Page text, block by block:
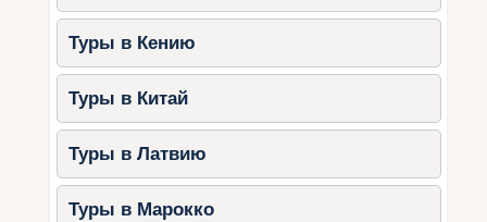
Туры в Кению
Туры в Китай
Туры в Латвию
Туры в Марокко